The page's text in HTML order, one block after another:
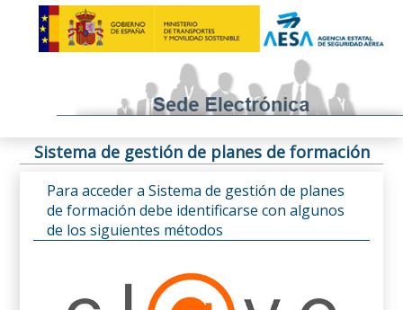
Sistema de gestión de planes de formación
Para acceder a Sistema de gestión de planes
de formación debe identificarse con algunos
de los siguientes métodos